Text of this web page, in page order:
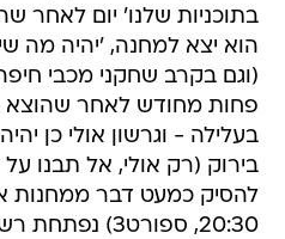
בתוכניות שלנו' יום לאחר
הוא יצא למחנה, 'יהיה מה
(וגם בקרב שחקני מכבי
פחות מחודש לאחר שהוצא
בעלילה - וגרשון אולי כן
בירוק (רק אולי, אל תבנו על
להסיק כמעט דבר ממחנות